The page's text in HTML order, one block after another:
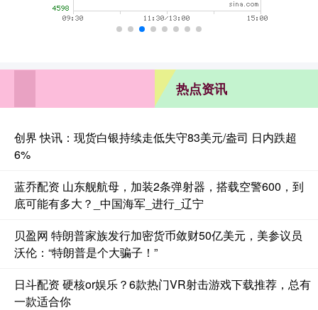
热点资讯
创界 快讯：现货白银持续走低失守83美元/盎司 日内跌超
6%
蓝乔配资 山东舰航母，加装2条弹射器，搭载空警600，到
底可能有多大？_中国海军_进行_辽宁
贝盈网 特朗普家族发行加密货币敛财50亿美元，美参议员
沃伦：“特朗普是个大骗子！”
日斗配资 硬核or娱乐？6款热门VR射击游戏下载推荐，总有
一款适合你